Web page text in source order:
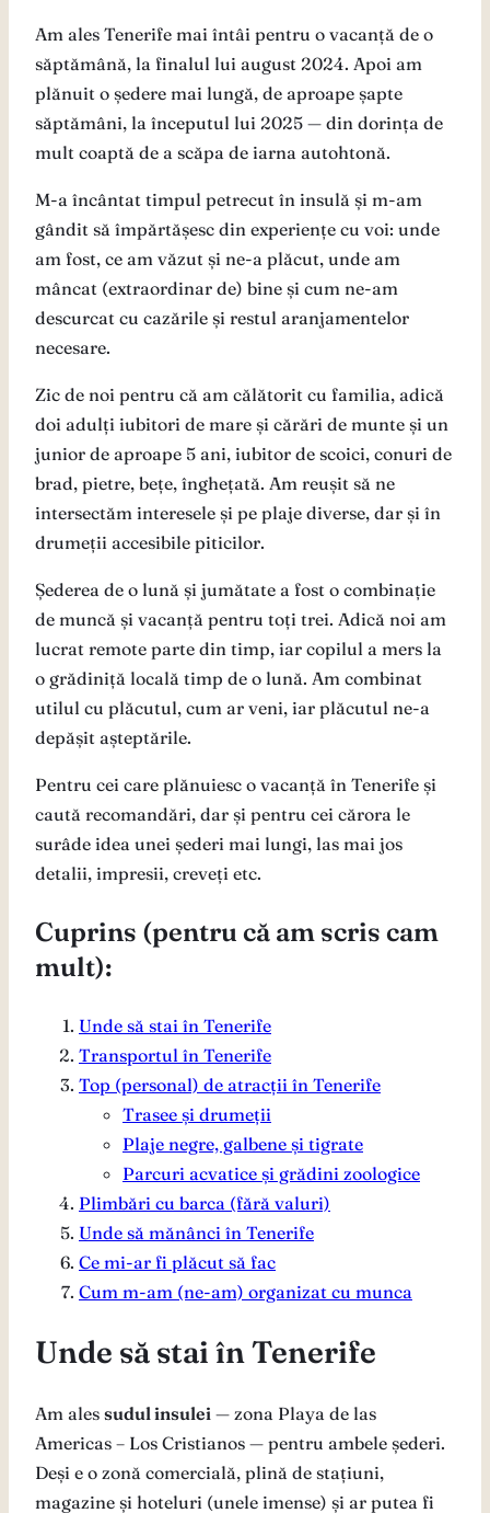
Am ales Tenerife mai întâi pentru o vacanță de o
săptămână, la finalul lui august 2024. Apoi am
plănuit o ședere mai lungă, de aproape șapte
săptămâni, la începutul lui 2025 — din dorința de
mult coaptă de a scăpa de iarna autohtonă.
M-a încântat timpul petrecut în insulă și m-am
gândit să împărtășesc din experiențe cu voi: unde
am fost, ce am văzut și ne-a plăcut, unde am
mâncat (extraordinar de) bine și cum ne-am
descurcat cu cazările și restul aranjamentelor
necesare.
Zic de noi pentru că am călătorit cu familia, adică
doi adulți iubitori de mare și cărări de munte și un
junior de aproape 5 ani, iubitor de scoici, conuri de
brad, pietre, bețe, înghețată. Am reușit să ne
intersectăm interesele și pe plaje diverse, dar și în
drumeții accesibile piticilor.
Șederea de o lună și jumătate a fost o combinație
de muncă și vacanță pentru toți trei. Adică noi am
lucrat remote parte din timp, iar copilul a mers la
o grădiniță locală timp de o lună. Am combinat
utilul cu plăcutul, cum ar veni, iar plăcutul ne-a
depășit așteptările.
Pentru cei care plănuiesc o vacanță în Tenerife și
caută recomandări, dar și pentru cei cărora le
surâde idea unei șederi mai lungi, las mai jos
detalii, impresii, creveți etc.
Cuprins (pentru că am scris cam
mult):
Unde să stai în Tenerife
Transportul în Tenerife
Top (personal) de atracții în Tenerife
Trasee și drumeții
Plaje negre, galbene și tigrate
Parcuri acvatice și grădini zoologice
Plimbări cu barca (fără valuri)
Unde să mănânci în Tenerife
Ce mi-ar fi plăcut să fac
Cum m-am (ne-am) organizat cu munca
Unde să stai în Tenerife
Am ales sudul insulei — zona Playa de las
Americas – Los Cristianos — pentru ambele șederi.
Deși e o zonă comercială, plină de stațiuni,
magazine și hoteluri (unele imense) și ar putea fi